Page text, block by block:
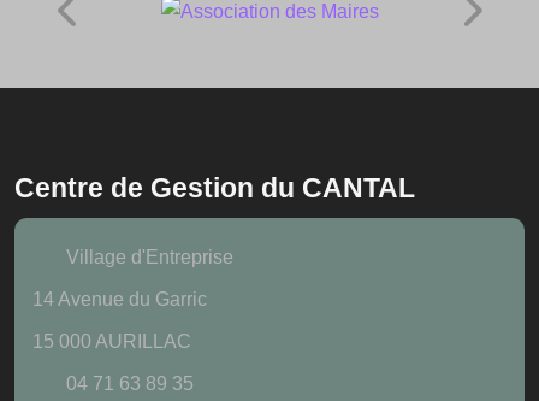
Centre de Gestion du CANTAL
Village d'Entreprise
14 Avenue du Garric
15 000 AURILLAC
04 71 63 89 35